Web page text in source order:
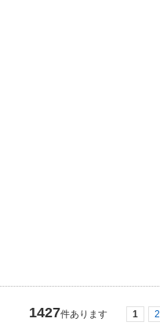
1427件あります 1 2